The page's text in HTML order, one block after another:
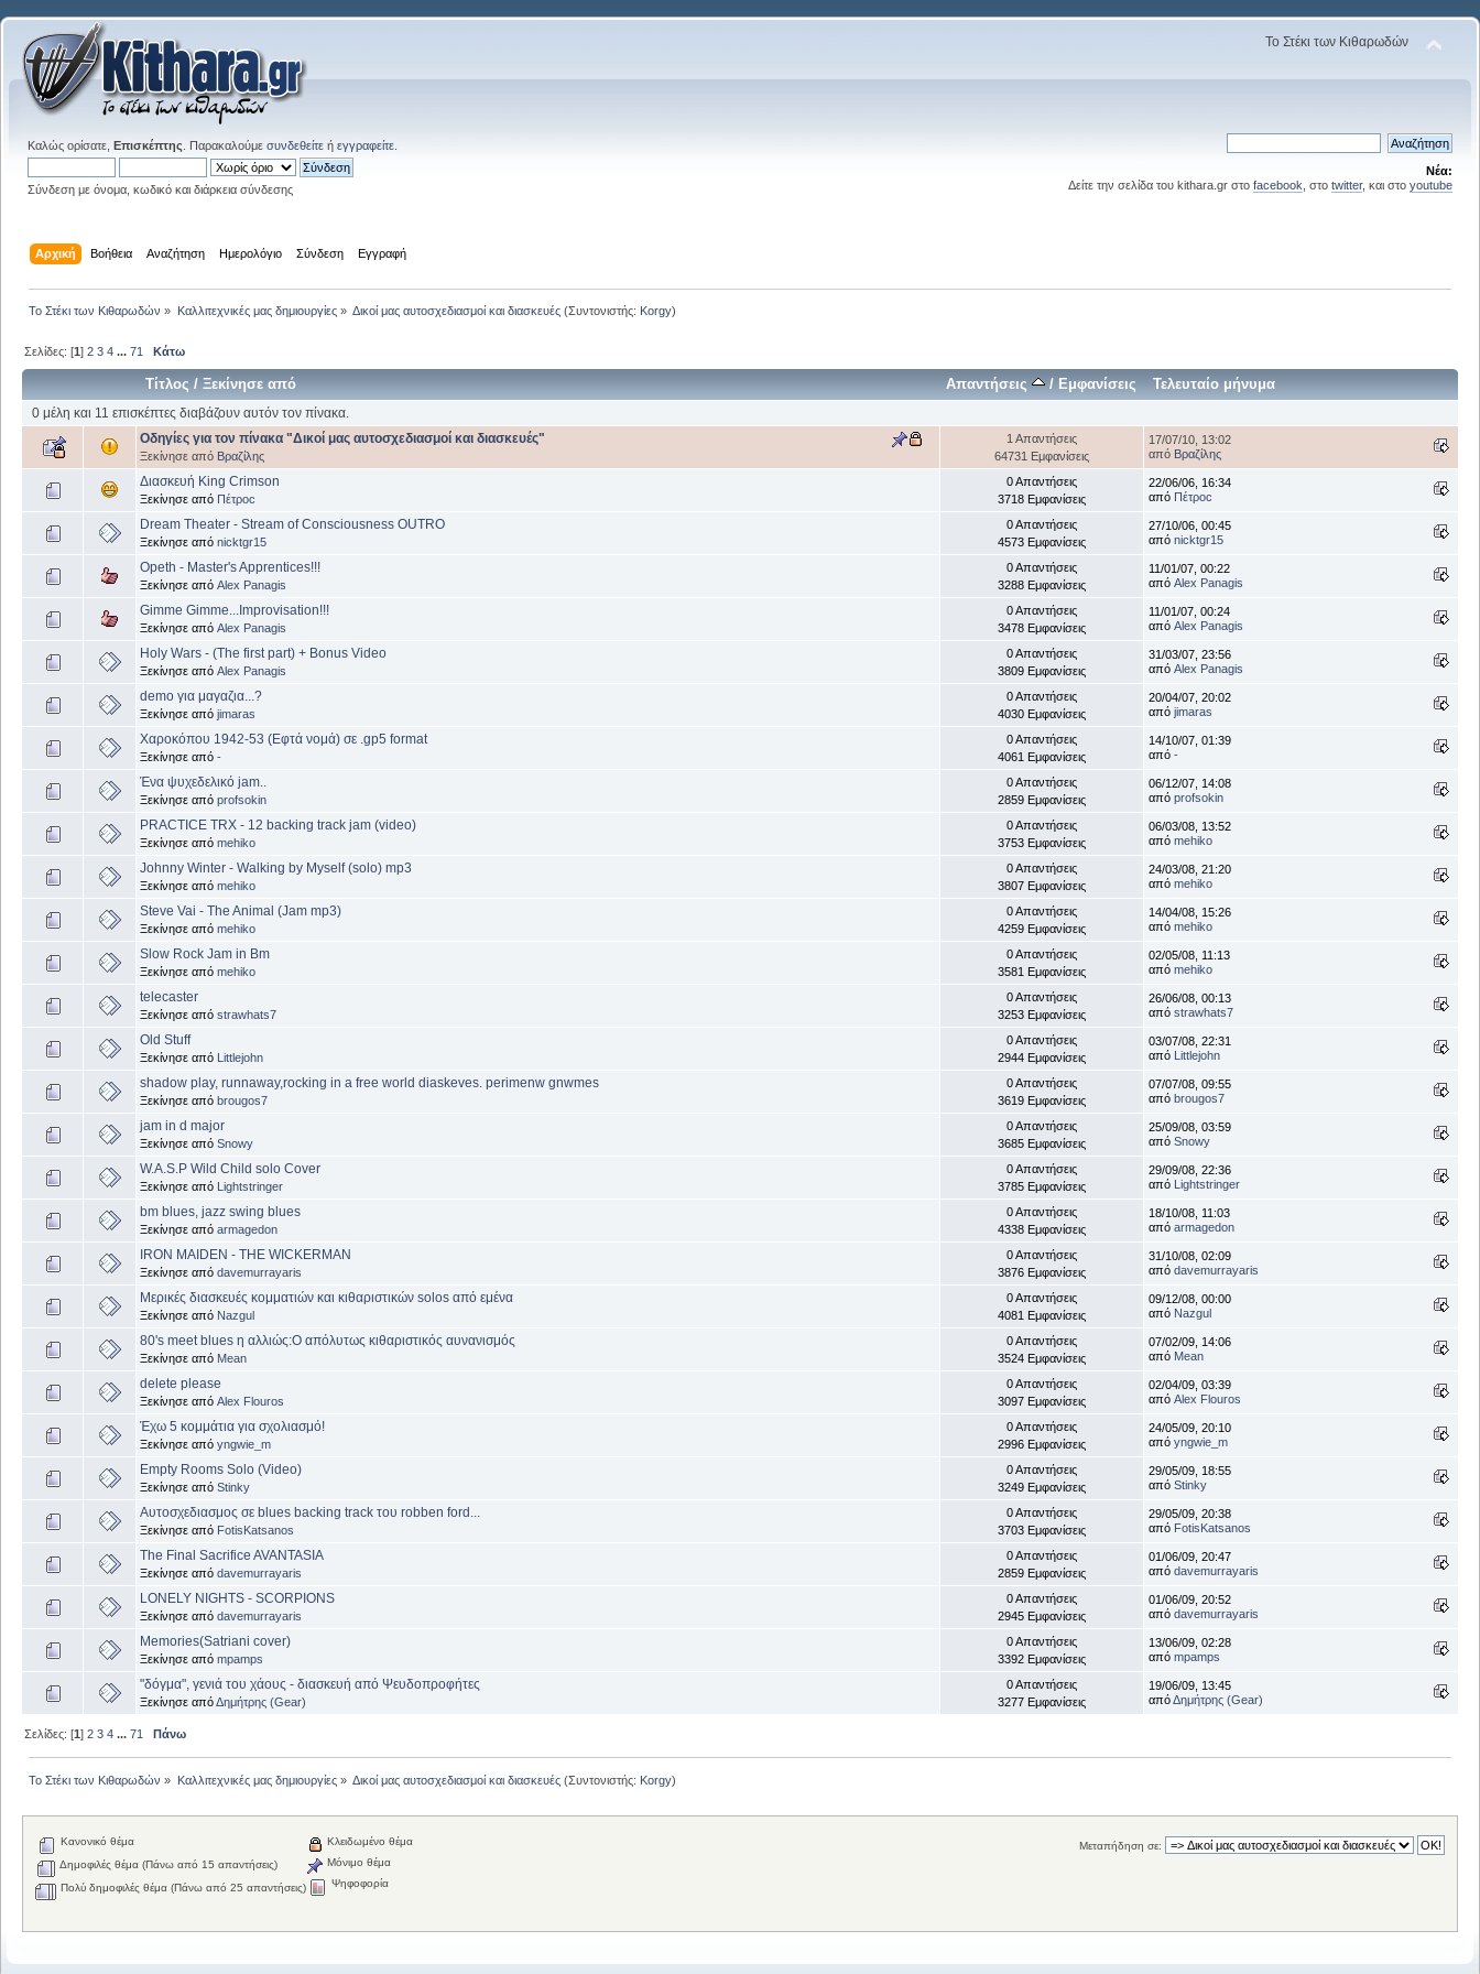
Το Στέκι των Κιθαρωδών
Καλώς ορίσατε, Επισκέπτης . Παρακαλούμε συνδεθείτε ή εγγραφείτε
Σύνδεση με όνομα, κωδικό και διάρκεια σύνδεσης
Νέα:
Δείτε την σελίδα του kithara.gr στο facebook , στο twitter, και στο youtube
Αρχική Βοήθεια Αναζήτηση Ημερολόγιο Σύνδεση Εγγραφή
Το Στέκι των Κιθαρωδών » Καλλιτεχνικές μας δημιουργίες» Δικοί μας αυτοσχεδιασμοί και διασκευές(Συντονιστής: Korgy)
Σελίδες: [1]2 3 4 ...71 Κάτω
Τίτλος /Ξεκίνησε από Απαντήσεις / Εμφανίσεις Τελευταίο μήνυμα
0 μέλη και 11 επισκέπτες διαβάζουν αυτόν τον πίνακα.
Οδηγίες για τον πίνακα "Δικοί μας αυτοσχεδιασμοί και διασκευές"
Ξεκίνησε από Βραζίλης
1 Απαντήσεις
64731 Εμφανίσεις
17/07/10, 13:02
από Βραζίλης
Διασκευή King Crimson
Ξεκίνησε από Πέτροc
0 Απαντήσεις
3718 Εμφανίσεις
22/06/06, 16:34
από Πέτροc
Dream Theater - Stream of Consciousness OUTRO
Ξεκίνησε από nicktgr15
0 Απαντήσεις
4573 Εμφανίσεις
27/10/06, 00:45
από nicktgr15
Opeth - Master's Apprentices!!!
Ξεκίνησε από Alex Panagis
0 Απαντήσεις
3288 Εμφανίσεις
11/01/07, 00:22
από Alex Panagis
Gimme Gimme...Improvisation!!!
Ξεκίνησε από Alex Panagis
0 Απαντήσεις
3478 Εμφανίσεις
11/01/07, 00:24
από Alex Panagis
Holy Wars - (The first part) + Bonus Video
Ξεκίνησε από Alex Panagis
0 Απαντήσεις
3809 Εμφανίσεις
31/03/07, 23:56
από Alex Panagis
demo για μαγαζια...?
Ξεκίνησε από jimaras
0 Απαντήσεις
4030 Εμφανίσεις
20/04/07, 20:02
από jimaras
Χαροκόπου 1942-53 (Εφτά νομά) σε .gp5 format
Ξεκίνησε από -
0 Απαντήσεις
4061 Εμφανίσεις
14/10/07, 01:39
από -
Ένα ψυχεδελικό jam..
Ξεκίνησε από profsokin
0 Απαντήσεις
2859 Εμφανίσεις
06/12/07, 14:08
από profsokin
PRACTICE TRX - 12 backing track jam (video)
Ξεκίνησε από mehiko
0 Απαντήσεις
3753 Εμφανίσεις
06/03/08, 13:52
από mehiko
Johnny Winter - Walking by Myself (solo) mp3
Ξεκίνησε από mehiko
0 Απαντήσεις
3807 Εμφανίσεις
24/03/08, 21:20
από mehiko
Steve Vai - The Animal (Jam mp3)
Ξεκίνησε από mehiko
0 Απαντήσεις
4259 Εμφανίσεις
14/04/08, 15:26
από mehiko
Slow Rock Jam in Bm
Ξεκίνησε από mehiko
0 Απαντήσεις
3581 Εμφανίσεις
02/05/08, 11:13
από mehiko
telecaster
Ξεκίνησε από strawhats7
0 Απαντήσεις
3253 Εμφανίσεις
26/06/08, 00:13
από strawhats7
Old Stuff
Ξεκίνησε από Littlejohn
0 Απαντήσεις
2944 Εμφανίσεις
03/07/08, 22:31
από Littlejohn
shadow play, runnaway,rocking in a free world diaskeves. perimenw gnwmes
Ξεκίνησε από brougos7
0 Απαντήσεις
3619 Εμφανίσεις
07/07/08, 09:55
από brougos7
jam in d major
Ξεκίνησε από Snowy
0 Απαντήσεις
3685 Εμφανίσεις
25/09/08, 03:59
από Snowy
W.A.S.P Wild Child solo Cover
Ξεκίνησε από Lightstringer
0 Απαντήσεις
3785 Εμφανίσεις
29/09/08, 22:36
από Lightstringer
bm blues, jazz swing blues
Ξεκίνησε από armagedon
0 Απαντήσεις
4338 Εμφανίσεις
18/10/08, 11:03
από armagedon
IRON MAIDEN - THE WICKERMAN
Ξεκίνησε από davemurrayaris
0 Απαντήσεις
3876 Εμφανίσεις
31/10/08, 02:09
από davemurrayaris
Μερικές διασκευές κομματιών και κιθαριστικών solos από εμένα
Ξεκίνησε από Nazgul
0 Απαντήσεις
4081 Εμφανίσεις
09/12/08, 00:00
από Nazgul
80's meet blues η αλλιώς:O απόλυτως κιθαριστικός αυνανισμός
Ξεκίνησε από Mean
0 Απαντήσεις
3524 Εμφανίσεις
07/02/09, 14:06
από Mean
delete please
Ξεκίνησε από Alex Flouros
0 Απαντήσεις
3097 Εμφανίσεις
02/04/09, 03:39
από Alex Flouros
Έχω 5 κομμάτια για σχολιασμό!
Ξεκίνησε από yngwie_m
0 Απαντήσεις
2996 Εμφανίσεις
24/05/09, 20:10
από yngwie_m
Empty Rooms Solo (Video)
Ξεκίνησε από Stinky
0 Απαντήσεις
3249 Εμφανίσεις
29/05/09, 18:55
από Stinky
Αυτοσχεδιασμος σε blues backing track του robben ford...
Ξεκίνησε από FotisKatsanos
0 Απαντήσεις
3703 Εμφανίσεις
29/05/09, 20:38
από FotisKatsanos
The Final Sacrifice AVANTASIA
Ξεκίνησε από davemurrayaris
0 Απαντήσεις
2859 Εμφανίσεις
01/06/09, 20:47
από davemurrayaris
LONELY NIGHTS - SCORPIONS
Ξεκίνησε από davemurrayaris
0 Απαντήσεις
2945 Εμφανίσεις
01/06/09, 20:52
από davemurrayaris
Memories(Satriani cover)
Ξεκίνησε από mpamps
0 Απαντήσεις
3392 Εμφανίσεις
13/06/09, 02:28
από mpamps
"δόγμα", γενιά του χάους - διασκευή από Ψευδοπροφήτες
Ξεκίνησε απόΔημήτρης (Gear)
0 Απαντήσεις
3277 Εμφανίσεις
19/06/09, 13:45
απόΔημήτρης (Gear)
Σελίδες: [1]2 3 4 ...71 Πάνω
Το Στέκι των Κιθαρωδών » Καλλιτεχνικές μας δημιουργίες» Δικοί μας αυτοσχεδιασμοί και διασκευές(Συντονιστής: Korgy)
Μεταπήδηση σε:
Κανονικό θέμα
Δημοφιλές θέμα (Πάνω από 15 απαντήσεις)
Πολύ δημοφιλές θέμα (Πάνω από 25 απαντήσεις)
Κλειδωμένο θέμα
Μόνιμο θέμα
Ψηφοφορία